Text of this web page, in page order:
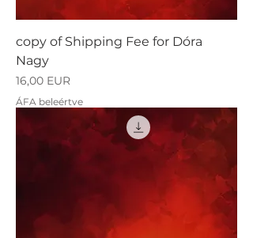
copy of Shipping Fee for Dóra
Nagy
Ár
16,00 EUR
ÁFA beleértve